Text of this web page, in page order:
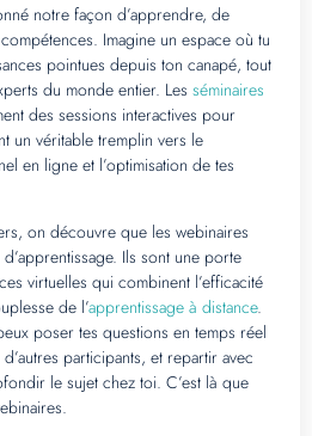
notre façon d’apprendre, de
Imagine un espace où tu
pointues depuis ton canapé, tout
du monde entier. Les séminaires
des sessions interactives pour
un véritable tremplin vers le
en ligne et l’optimisation de tes
on découvre que les webinaires
Ils sont une porte
virtuelles qui combinent l’efficacité
de l’apprentissage à distance.
poser tes questions en temps réel
participants, et repartir avec
le sujet chez toi. C’est là que